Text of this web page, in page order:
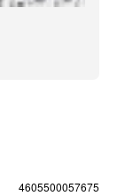
4605500057675